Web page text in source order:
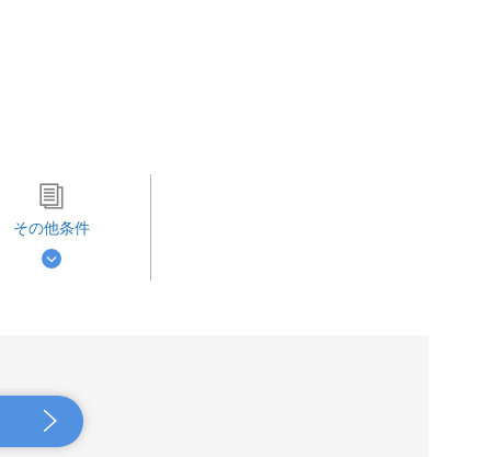
その他条件